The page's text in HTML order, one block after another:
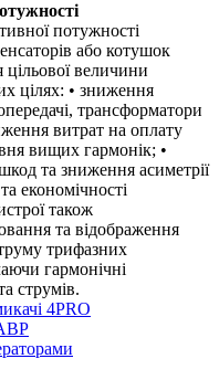
потужності
або котушок
цільової величини
цілях: • зниження
трансформатори
витрат на оплату
вищих гармонік; •
та зниження асиметрії
економічності
також
та відображення
трифазних
гармонічні
струмів.
4PRO